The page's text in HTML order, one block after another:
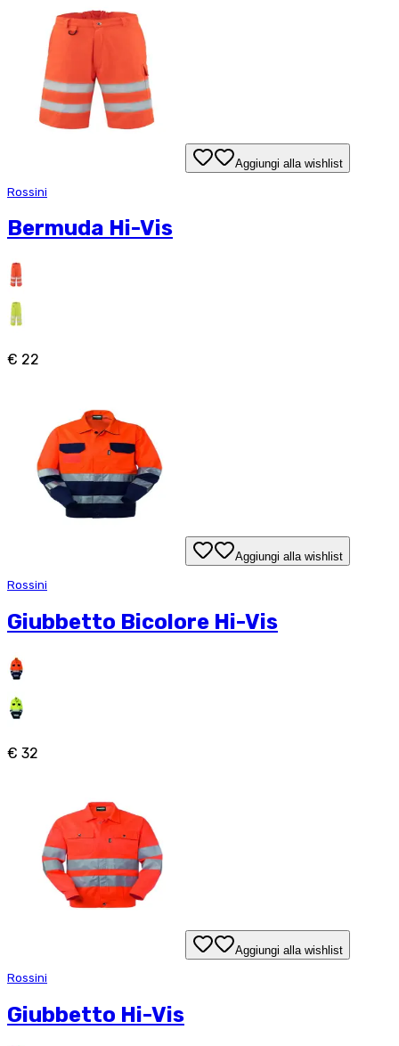
Aggiungi alla wishlist
Rossini
Bermuda Hi-Vis
€ 22
Aggiungi alla wishlist
Rossini
Giubbetto Bicolore Hi-Vis
€ 32
Aggiungi alla wishlist
Rossini
Giubbetto Hi-Vis